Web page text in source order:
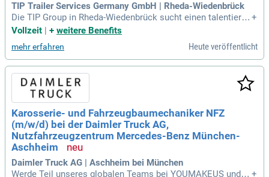
TIP Trailer Services Germany GmbH | Rheda-Wiedenbrück
Die TIP Group in Rheda-Wiedenbrück sucht einen talentierte
n Karosserie- und Fahrzeugbaumechaniker / KFZ-Mechatron
ork® schätzt Handwerkskunst und Teamarbeit. Ihre Aufgab
en umfassen die Wartung und Instandhaltung von Nutzfahrz
eugen, LKW und Trailern sowie die Fehlerdiagnose an versc
hiedenen Systemen. Zudem sind die Montage von Fahrzeugt
eilen und die Reparatur von Komponenten Teil Ihrer Arbeit. E
ine abgeschlossene Ausbildung in einem verwandten Bereic
h ist Voraussetzung. Bewerben Sie sich jetzt und gestalten
Sie Ihre Karriere mit uns!
+
Vollzeit | + weitere Benefits
mehr erfahren Heute veröffentlicht
Karosserie- und Fahrzeugbaumechaniker NFZ
(m/w/d) bei der Daimler Truck AG,
Nutzfahrzeugzentrum Mercedes-Benz München-
Aschheim
Daimler Truck AG | Aschheim bei München
Werde Teil unseres globalen Teams bei YOUMAKEUS und s +